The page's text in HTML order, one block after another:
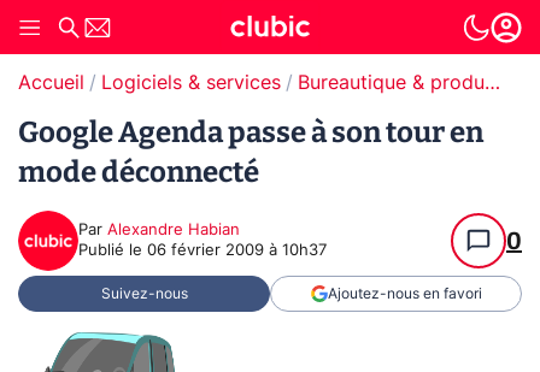
Accueil Logiciels & services Bureautique & productivité
Google Agenda passe à son tour en
mode déconnecté
Par Alexandre Habian
Publié le 06 février 2009 à 10h37 0
Suivez-nous Ajoutez-nous en favori